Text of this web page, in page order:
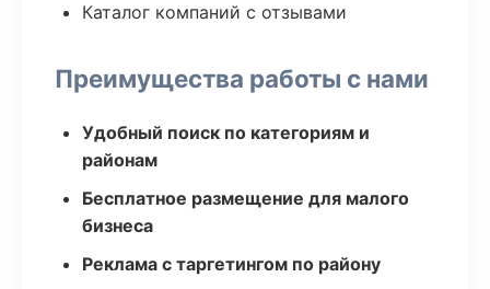
Каталог компаний с отзывами
Преимущества работы с нами
Удобный поиск по категориям и
районам
Бесплатное размещение для малого
бизнеса
Реклама с таргетингом по району